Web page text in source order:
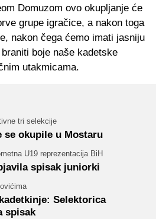
Domuzom ovo okupljanje će
grupe igračice, a nakon toga
nakon čega ćemo imati jasniju
boje naše kadetske
utakmicama.
tri selekcije
se okupile u Mostaru
U19 reprezentacija BiH
spisak juniorki
Selektorica
spisak